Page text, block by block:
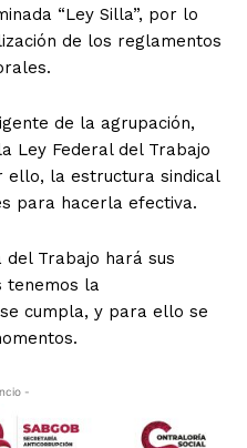
“Ley Silla”, por lo
de los reglamentos
de la agrupación,
Ley Federal del Trabajo
ello, la estructura sindical
para hacerla efectiva.
del Trabajo hará sus
tenemos la
cumpla, y para ello se
-